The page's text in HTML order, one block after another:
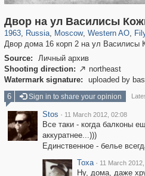
Двор на ул Василисы
1963, Russia
1,405,929 29,243
, Moscow
319,716 8,286
, Western AO
27,128 310
,
Двор дома 16 корп 2 на ул Василисы
Source:
Личный архив
Shooting direction:  northeast
Watermark signature:
uploaded by
6 Sign in to share your opinion
Stos · 11 March 2012, 02:08
Все таки - когда балконы
аккуратнее...)))
Единственное - белье
Toxa · 11 March
Ну, дома, даже